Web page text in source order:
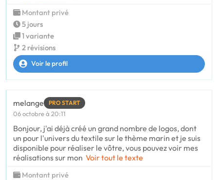
Montant privé
5 jours
1 variante
2 révisions
Voir le profil
melange PRO START
06 octobre à 20:11
Bonjour, j'ai déjà créé un grand nombre de logos, dont
un pour l'univers du textile sur le thème marin et je suis
disponible pour réaliser le vôtre, vous pouvez voir mes
réalisations sur mon Voir tout le texte
Montant privé